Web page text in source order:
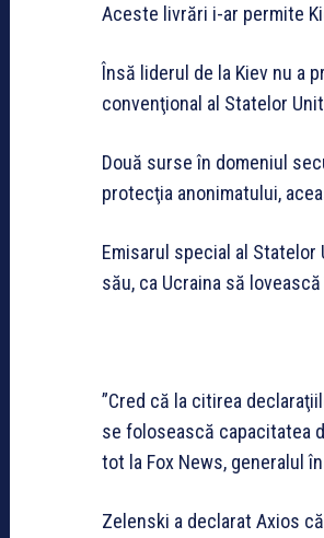
Aceste livrări i-ar permite
Însă liderul de la Kiev nu a
convenţional al Statelor
Două surse în domeniul
protecţia anonimatului,
Emisarul special al Statelor
său, ca Ucraina să
”Cred că la citirea
se folosească capacitatea
tot la Fox News, generalul
Zelenski a declarat Axios